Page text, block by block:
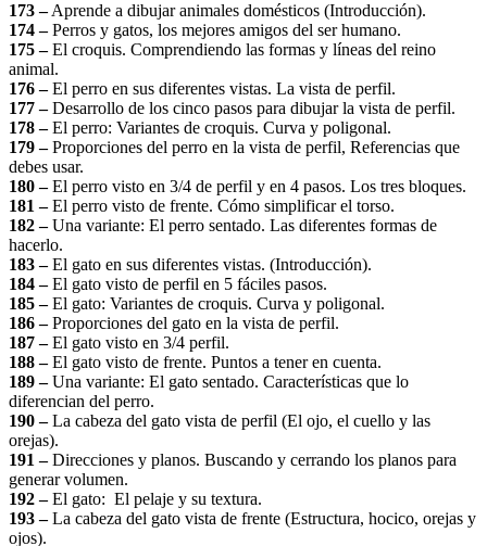
173 –Aprende a dibujar animales domésticos (Introducción).
174 –Perros y gatos, los mejores amigos del ser humano.
175 –El croquis. Comprendiendo las formas y líneas del reino
animal.
176 –El perro en sus diferentes vistas. La vista de perfil.
177 –Desarrollo de los cinco pasos para dibujar la vista de perfil.
178 –El perro: Variantes de croquis. Curva y poligonal.
179 –Proporciones del perro en la vista de perfil, Referencias que
debes usar.
180 –El perro visto en 3/4 de perfil y en 4 pasos. Los tres bloques.
181 –El perro visto de frente. Cómo simplificar el torso.
182 –Una variante: El perro sentado. Las diferentes formas de
hacerlo.
183 –El gato en sus diferentes vistas. (Introducción).
184 –El gato visto de perfil en 5 fáciles pasos.
185 –El gato: Variantes de croquis. Curva y poligonal.
186 –Proporciones del gato en la vista de perfil.
187 –El gato visto en 3/4 perfil.
188 –El gato visto de frente. Puntos a tener en cuenta.
189 –Una variante: El gato sentado. Características que lo
diferencian del perro.
190 –La cabeza del gato vista de perfil (El ojo, el cuello y las
orejas).
191 –Direcciones y planos. Buscando y cerrando los planos para
generar volumen.
192 –El gato: El pelaje y su textura.
193 –La cabeza del gato vista de frente (Estructura, hocico, orejas y
ojos).